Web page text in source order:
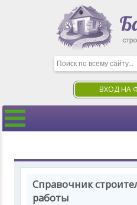
ВХОД НА
Справочник
работы